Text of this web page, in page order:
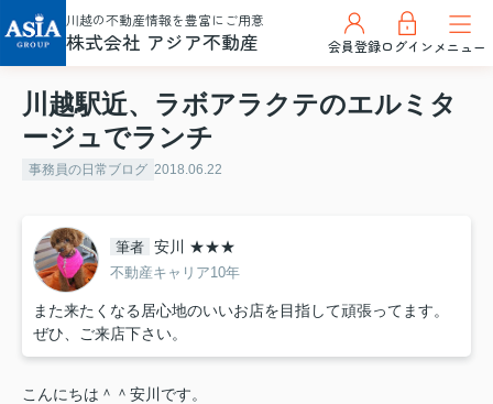
川越の不動産情報を豊富にご用意
株式会社 アジア不動産 会員登録ログインメニュー
川越駅近、ラボアラクテのエルミタ
ージュでランチ
事務員の日常ブログ 2018.06.22
筆者 安川 ★★★
不動産キャリア10年
また来たくなる居心地のいいお店を目指して頑張ってます。
ぜひ、ご来店下さい。
こんにちは＾＾安川です。